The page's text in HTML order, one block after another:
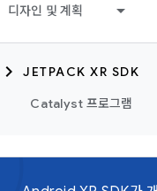
디자인 및 계획
JETPACK XR SDK
Catalyst 프로그램